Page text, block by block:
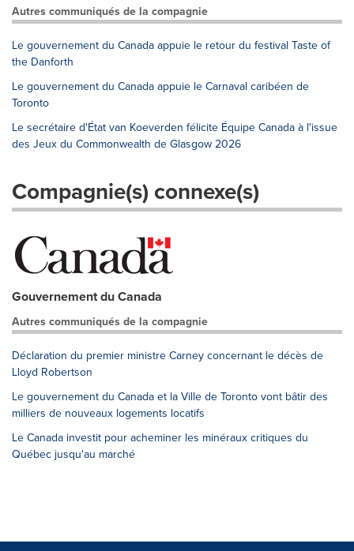
Autres communiqués de la compagnie
Le gouvernement du Canada appuie le retour du festival Taste of
the Danforth
Le gouvernement du Canada appuie le Carnaval caribéen de
Toronto
Le secrétaire d'État van Koeverden félicite Équipe Canada à l'issue
des Jeux du Commonwealth de Glasgow 2026
Compagnie(s) connexe(s)
Gouvernement du Canada
Autres communiqués de la compagnie
Déclaration du premier ministre Carney concernant le décès de
Lloyd Robertson
Le gouvernement du Canada et la Ville de Toronto vont bâtir des
milliers de nouveaux logements locatifs
Le Canada investit pour acheminer les minéraux critiques du
Québec jusqu'au marché